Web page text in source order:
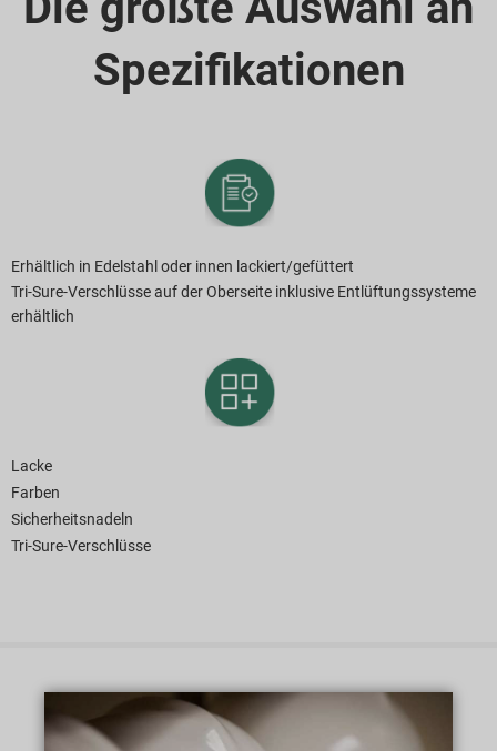
Spezifikationen
Erhältlich in Edelstahl oder innen lackiert/gefüttert
Tri-Sure-Verschlüsse auf der Oberseite inklusive Entlüftungssysteme
erhältlich
Lacke
Farben
Sicherheitsnadeln
Tri-Sure-Verschlüsse